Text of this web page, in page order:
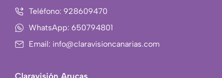
b
o
o
k
s
Teléfono: 928609470
WhatsApp: 650794801
Email: info@claravisioncanarias.com
Claravisión Arucas